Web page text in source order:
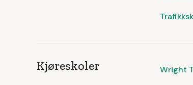
Kjøreskoler Wright